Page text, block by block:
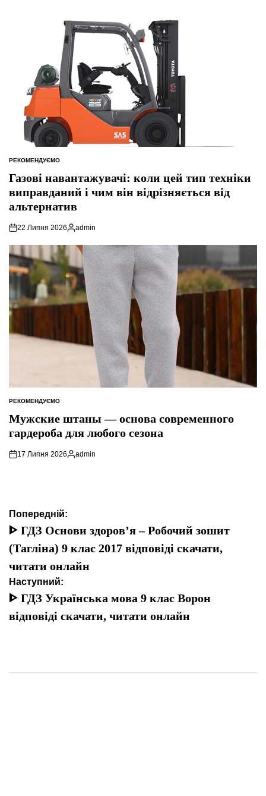
ОПУБЛІКУВАТИ
РЕКОМЕНДУЄМО
Газові навантажувачі: коли цей тип техніки
виправданий і чим він відрізняється від
альтернатив
22 Липня 2026
Опубліковано
admin
ОПУБЛІКУВАТИ
РЕКОМЕНДУЄМО
Мужские штаны — основа современного
гардероба для любого сезона
17 Липня 2026
Опубліковано
admin
Навігація
записів
Попередній:
ᐈ ГДЗ Основи здоров’я – Робочий зошит
(Тагліна) 9 клас 2017 відповіді скачати,
читати онлайн
Наступний:
ᐈ ГДЗ Українська мова 9 клас Ворон
відповіді скачати, читати онлайн